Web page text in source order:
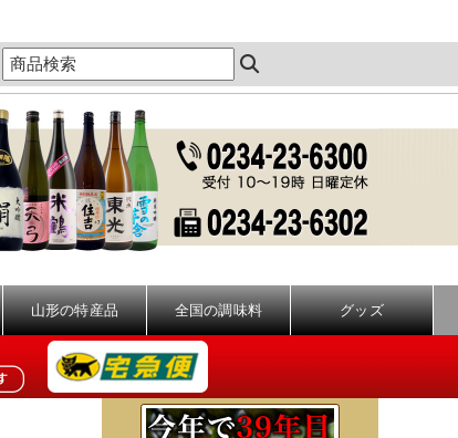
山形の特産品 全国の調味料 グッズ